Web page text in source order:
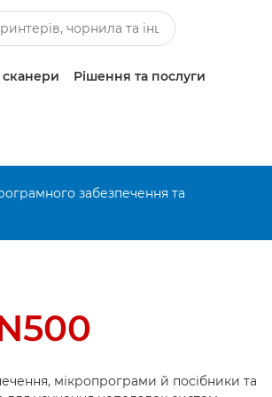
Рішення та послуги
забезпечення та
мікропрограми й посібники та